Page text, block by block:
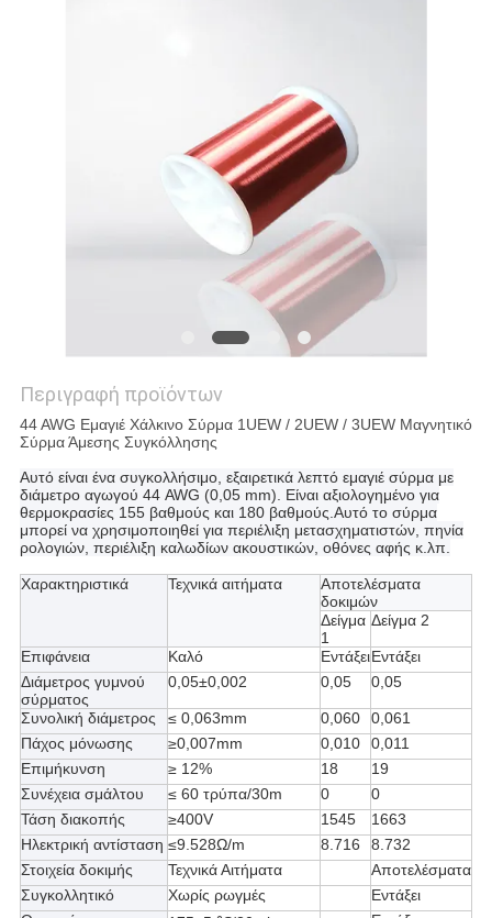
Περιγραφή προϊόντων
44 AWG Εμαγιέ Χάλκινο Σύρμα 1UEW / 2UEW / 3UEW Μαγνητικό
Σύρμα Άμεσης Συγκόλλησης
Αυτό είναι ένα συγκολλήσιμο, εξαιρετικά λεπτό εμαγιέ σύρμα με
διάμετρο αγωγού 44 AWG (0,05 mm). Είναι αξιολογημένο για
θερμοκρασίες 155 βαθμούς και 180 βαθμούς.Αυτό το σύρμα
μπορεί να χρησιμοποιηθεί για περιέλιξη μετασχηματιστών, πηνία
ρολογιών, περιέλιξη καλωδίων ακουστικών, οθόνες αφής κ.λπ.
Χαρακτηριστικά Τεχνικά αιτήματα
Αποτελέσματα
δοκιμών
Δείγμα
1
Δείγμα 2
Επιφάνεια Καλό ΕντάξειΕντάξει
Διάμετρος γυμνού
σύρματος
0,05±0,002 0,05 0,05
Συνολική διάμετρος ≤ 0,063mm 0,060
0,061
Πάχος μόνωσης
≥0,007mm 0,010
0,011
Επιμήκυνση
≥ 12% 18
19
Συνέχεια σμάλτου
≤ 60 τρύπα/30m 0
0
Τάση διακοπής
≥400V 1545
1663
Ηλεκτρική αντίσταση ≤9.528Ω/m 8.716
8.732
Στοιχεία δοκιμής
Τεχνικά Αιτήματα
Αποτελέσματα
Συγκολλητικό
Χωρίς ρωγμές
Εντάξει